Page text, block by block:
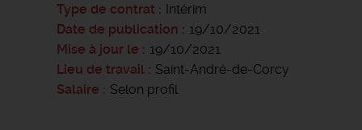
Type de contrat
Intérim
Date de publication
19/10/2021
Mise à jour le
19/10/2021
Lieu de travail
Saint-André-de-Corcy
Salaire
Selon profil